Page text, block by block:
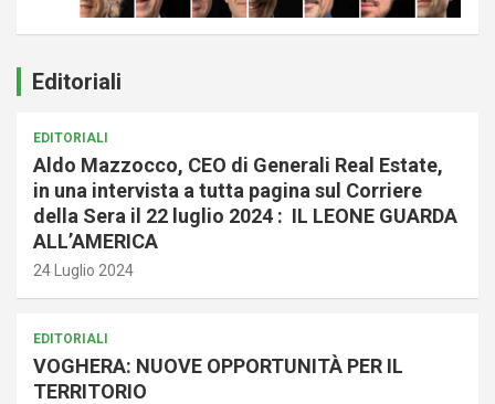
Editoriali
EDITORIALI
Aldo Mazzocco, CEO di Generali Real Estate,
in una intervista a tutta pagina sul Corriere
della Sera il 22 luglio 2024 : IL LEONE GUARDA
ALL’AMERICA
24 Luglio 2024
EDITORIALI
VOGHERA: NUOVE OPPORTUNITÀ PER IL
TERRITORIO